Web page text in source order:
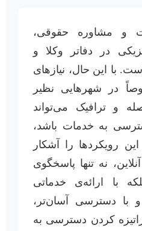
و مشاوره حقوقی،
در دفاتر وکلا و
با این حال، نیازهای
در شهرهایی نظیر
و ترافیک می‌تواند
به خدمات باشد،
رویکردها را آشکار
نه تنها پاسخگوی
با ارائه‌ی خدماتی
و با دسترسی آسان‌تر،
کردن دسترسی به